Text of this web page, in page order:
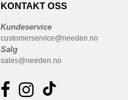
KONTAKT OSS
Kundeservice
customerservice@needen.no
Salg
sales@needen.no